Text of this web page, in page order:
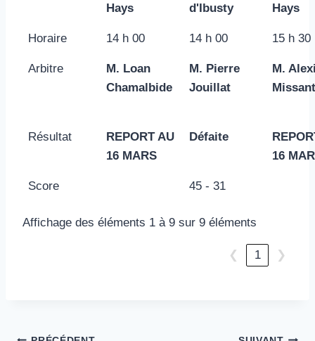
Hays
d'Ibusty
Hays
Horaire 14 h 00 14 h 00 15 h 30
Arbitre
M. Loan
Chamalbide
M. Pierre
Jouillat
M.
Missant
Résultat
REPORT AU
16 MARS
Défaite
16
Score 45 - 31
Affichage des éléments 1 à 9 sur 9 éléments
❮ 1 ❯